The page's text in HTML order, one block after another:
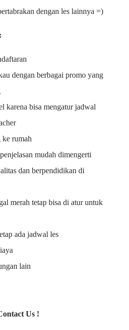
dengan les lainnya =)
dengan berbagai promo yang
karena bisa mengatur jadwal
ke rumah
mudah dimengerti
dan berpendidikan di
merah tetap bisa di atur untuk
ada jadwal les
lain
Us !